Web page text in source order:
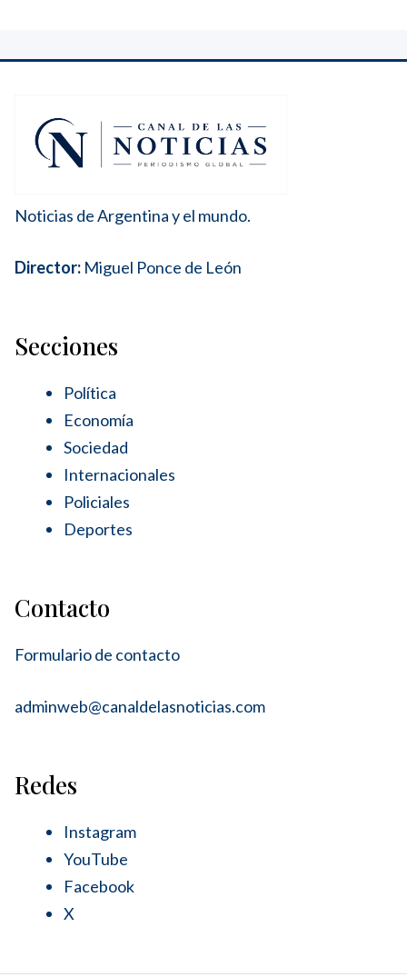
Noticias de Argentina y el mundo.
Director: Miguel Ponce de León
Secciones
Política
Economía
Sociedad
Internacionales
Policiales
Deportes
Contacto
Formulario de contacto
adminweb@canaldelasnoticias.com
Redes
Instagram
YouTube
Facebook
X